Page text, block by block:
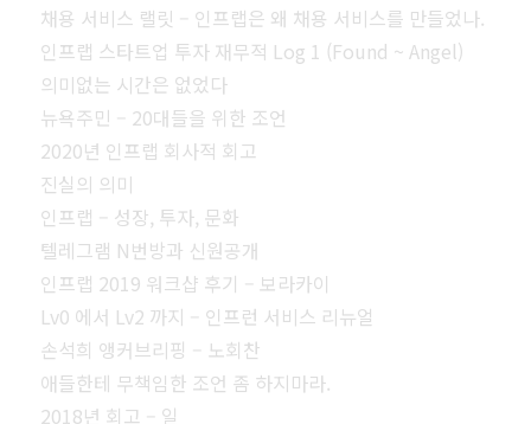
채용 서비스 랠릿 – 인프랩은 왜 채용 서비스를 만들었나.
인프랩 스타트업 투자 재무적 Log 1 (Found ~ Angel)
의미없는 시간은 없었다
뉴욕주민 – 20대들을 위한 조언
2020년 인프랩 회사적 회고
진실의 의미
인프랩 – 성장, 투자, 문화
텔레그램 N번방과 신원공개
인프랩 2019 워크샵 후기 – 보라카이
Lv0 에서 Lv2 까지 – 인프런 서비스 리뉴얼
손석희 앵커브리핑 – 노회찬
애들한테 무책임한 조언 좀 하지마라.
2018년 회고 – 일